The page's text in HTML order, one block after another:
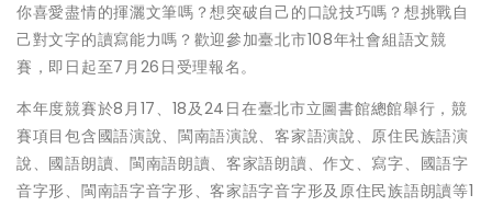
你喜愛盡情的揮灑文筆嗎？想突破自己的口說技巧嗎？想挑戰自
己對文字的讀寫能力嗎？歡迎參加臺北市108年社會組語文競
賽，即日起至7月26日受理報名。
本年度競賽於8月17、18及24日在臺北市立圖書館總館舉行，競
賽項目包含國語演說、閩南語演說、客家語演說、原住民族語演
說、國語朗讀、閩南語朗讀、客家語朗讀、作文、寫字、國語字
音字形、閩南語字音字形、客家語字音字形及原住民族語朗讀等1